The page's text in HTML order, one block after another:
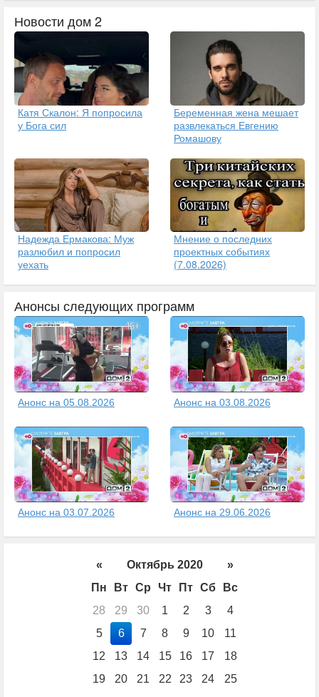
Новости дом 2
Катя Скалон: Я попросила
у Бога сил
Беременная жена мешает
развлекаться Евгению
Ромашову
Надежда Ермакова: Муж
разлюбил и попросил
уехать
Мнение о последних
проектных событиях
(7.08.2026)
Анонсы следующих программ
Анонс на 05.08.2026 Анонс на 03.08.2026
Анонс на 03.07.2026 Анонс на 29.06.2026
« Октябрь 2020
»
Пн
Вт Ср Чт Пт Сб
Вс
28
29 30 1 2 3
4
5
6 7 8 9 10
11
12
13 14 15 16 17
18
19
20 21 22 23 24
25